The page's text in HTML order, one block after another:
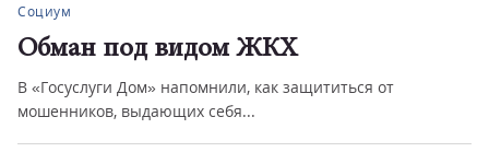
Социум
Обман под видом ЖКХ
В «Госуслуги Дом» напомнили, как защититься от
мошенников, выдающих себя...